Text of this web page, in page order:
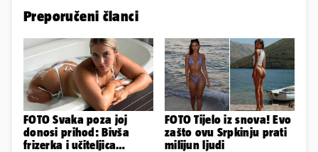
Preporučeni članci
FOTO Svaka poza joj
donosi prihod: Bivša
frizerka i učiteljica
FOTO Tijelo iz snova! Evo
zašto ovu Srpkinju prati
milijun ljudi